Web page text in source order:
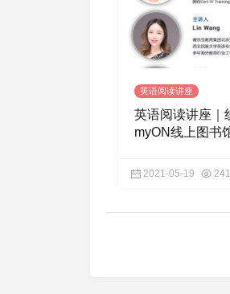
英语阅读讲座
英语阅读讲座｜
myON线上图书
2021-05-19